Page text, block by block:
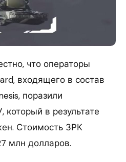
что операторы
входящего в состав
поразили
в результате
Стоимость ЗРК
млн долларов.